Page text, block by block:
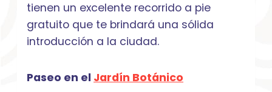
tienen un excelente recorrido a pie
gratuito que te brindará una sólida
introducción a la ciudad.
Paseo en el Jardín Botánico